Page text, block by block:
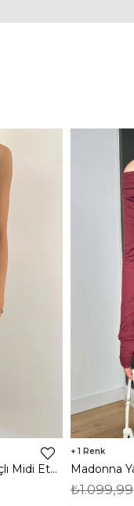
V Yaka Crop Yüksek Bel Yırtmaçlı Midi Etek Duarte Kadın Siyah İkili Takım 23Y000561
1
₺1.099,99